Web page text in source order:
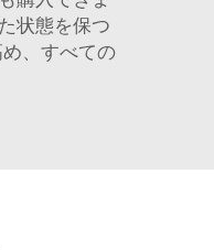
状態を保つ
、すべての